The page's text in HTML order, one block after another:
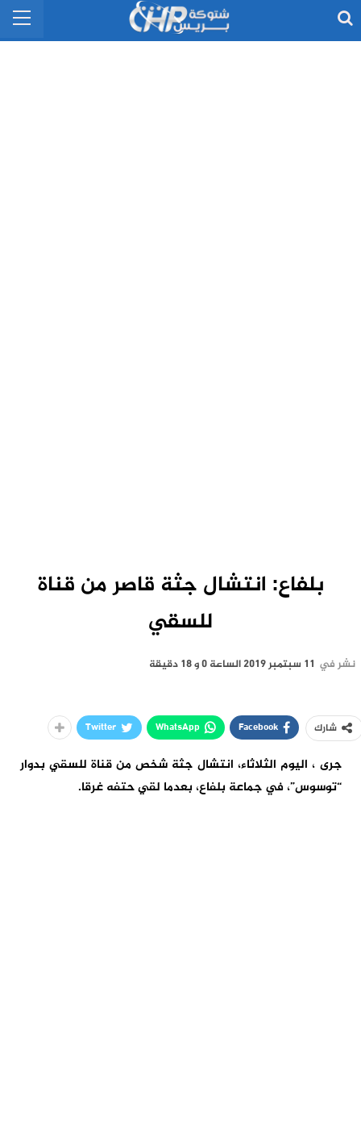
بلفاع: انتشال جثة قاصر من قناة
للسقي
نشر في 11 سبتمبر 2019 الساعة 0 و 18 دقيقة
شارك Facebook
WhatsApp
Twitter
جرى ، اليوم الثلاثاء، انتشال جثة شخص من قناة للسقي بدوار
“توسوس”، في جماعة بلفاع، بعدما لقي حتفه غرقا.